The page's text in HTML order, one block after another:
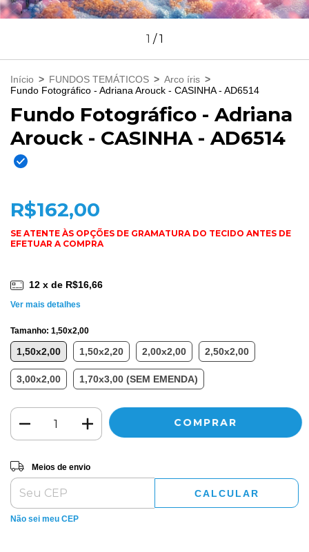
1 /1
Início > FUNDOS TEMÁTICOS > Arco íris >
Fundo Fotográfico - Adriana Arouck - CASINHA - AD6514
Fundo Fotográfico - Adriana
Arouck - CASINHA - AD6514
R$162,00
12 x de R$16,66
Ver mais detalhes
Tamanho: 1,50x2,00
1,50x2,00 1,50x2,20 2,00x2,00 2,50x2,00
3,00x2,00 1,70x3,00 (SEM EMENDA)
Entregas para o CEP:
Meios de envio
CALCULAR
Não sei meu CEP